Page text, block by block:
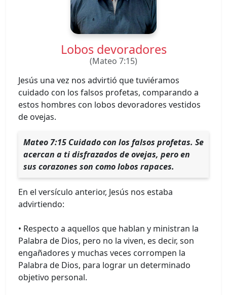
Lobos devoradores
(Mateo 7:15)
Jesús una vez nos advirtió que tuviéramos
cuidado con los falsos profetas, comparando a
estos hombres con lobos devoradores vestidos
de ovejas.
Mateo 7:15 Cuidado con los falsos profetas. Se
acercan a ti disfrazados de ovejas, pero en
sus corazones son como lobos rapaces.
En el versículo anterior, Jesús nos estaba
advirtiendo:
• Respecto a aquellos que hablan y ministran la
Palabra de Dios, pero no la viven, es decir, son
engañadores y muchas veces corrompen la
Palabra de Dios, para lograr un determinado
objetivo personal.